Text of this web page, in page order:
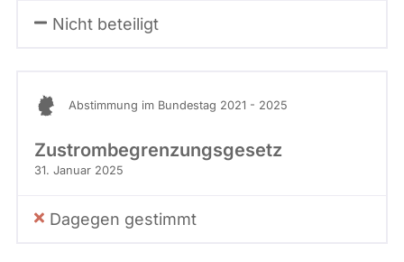
Nicht beteiligt
Abstimmung im Bundestag 2021 - 2025
Zustrombegrenzungsgesetz
31. Januar 2025
Dagegen gestimmt